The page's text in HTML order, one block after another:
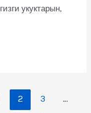
укуктарын,
2 3
…